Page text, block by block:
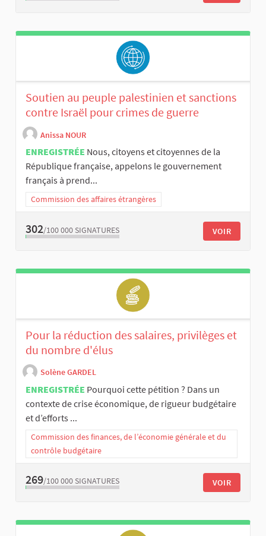
Soutien au peuple palestinien et sanctions
contre Israël pour crimes de guerre
Anissa NOUR
ENREGISTRÉE Nous, citoyens et citoyennes de la
République française, appelons le gouvernement
français à prend...
Commission des affaires étrangères
302/100 000 SIGNATURES VOIR
Pour la réduction des salaires, privilèges et
du nombre d'élus
Solène GARDEL
ENREGISTRÉE Pourquoi cette pétition ? Dans un
contexte de crise économique, de rigueur budgétaire
et d’efforts ...
Commission des finances, de l’économie générale et du
contrôle budgétaire
269/100 000 SIGNATURES VOIR